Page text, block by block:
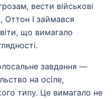
вести військові
Оттон І займався
що вимагало
завдання —
на осіле,
типу. Це вимагало не